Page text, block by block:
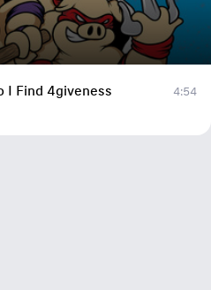
I Find 4giveness
4:54